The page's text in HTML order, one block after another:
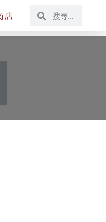
店